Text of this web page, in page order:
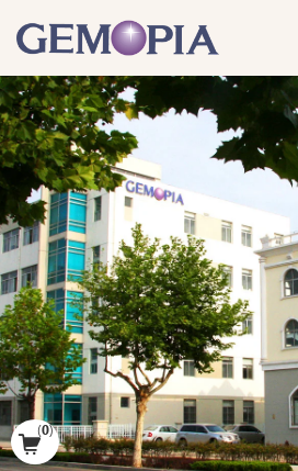
(0)